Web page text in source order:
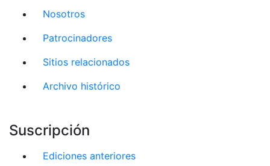
Nosotros
Patrocinadores
Sitios relacionados
Archivo histórico
Suscripción
Ediciones anteriores